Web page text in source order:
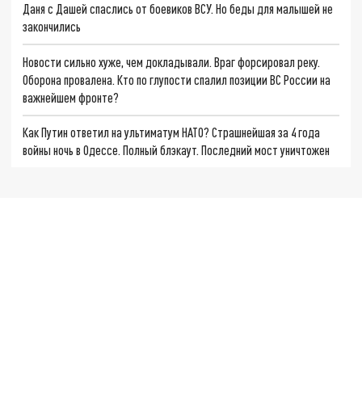
Даня с Дашей спаслись от боевиков ВСУ. Но беды для малышей не
закончились
Новости сильно хуже, чем докладывали. Враг форсировал реку.
Оборона провалена. Кто по глупости спалил позиции ВС России на
важнейшем фронте?
Как Путин ответил на ультиматум НАТО? Страшнейшая за 4 года
войны ночь в Одессе. Полный блэкаут. Последний мост уничтожен